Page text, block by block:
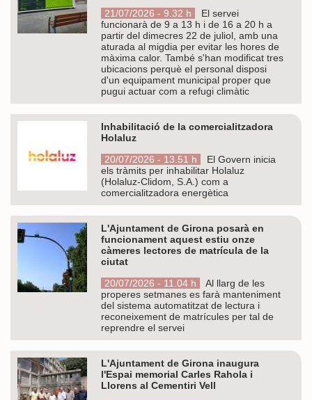
21/07/2026 - 9.32 h
El servei
funcionarà de 9 a 13 h i de 16 a 20 h a
partir del dimecres 22 de juliol, amb una
aturada al migdia per evitar les hores de
màxima calor. També s'han modificat tres
ubicacions perquè el personal disposi
d'un equipament municipal proper que
pugui actuar com a refugi climàtic
Inhabilitació de la comercialitzadora
Holaluz
20/07/2026 - 13.51 h
El Govern inicia
els tràmits per inhabilitar Holaluz
(Holaluz-Clidom, S.A.) com a
comercialitzadora energètica
L'Ajuntament de Girona posarà en
funcionament aquest estiu onze
càmeres lectores de matrícula de la
ciutat
20/07/2026 - 11.04 h
Al llarg de les
properes setmanes es farà manteniment
del sistema automatitzat de lectura i
reconeixement de matrícules per tal de
reprendre el servei
L'Ajuntament de Girona inaugura
l'Espai memorial Carles Rahola i
Llorens al Cementiri Vell